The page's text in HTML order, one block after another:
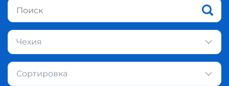
Чехия
Сортировка